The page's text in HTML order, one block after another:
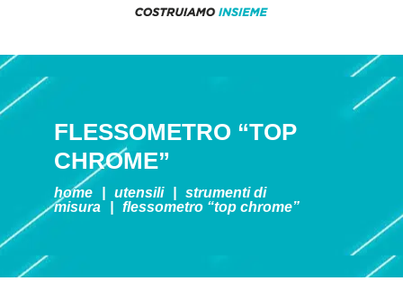
FLESSOMETRO “TOP
CHROME”
home utensili
strumenti di
misura
flessometro “top chrome”